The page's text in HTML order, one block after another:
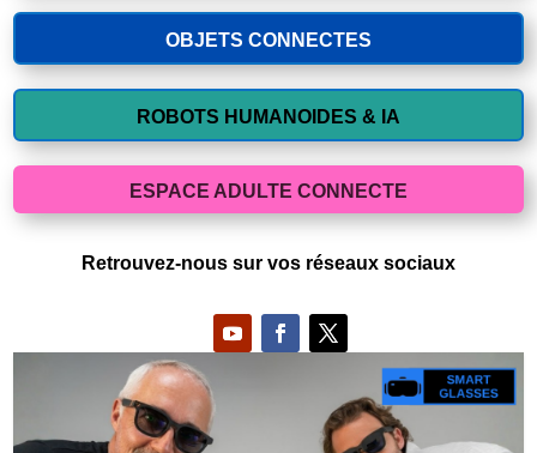
OBJETS CONNECTES
ROBOTS HUMANOIDES & IA
ESPACE ADULTE CONNECTE
Retrouvez-nous sur vos réseaux sociaux